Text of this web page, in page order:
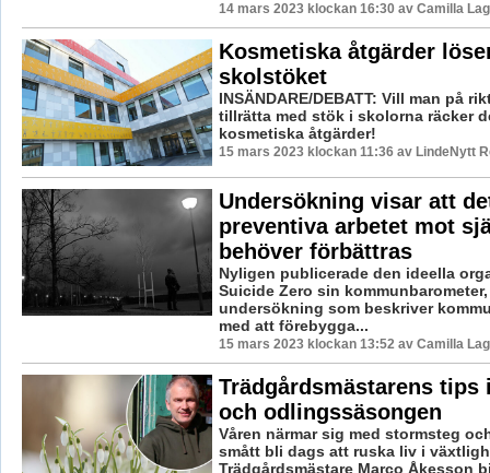
14 mars 2023 klockan 16:30 av Camilla
Kosmetiska åtgärder
skolstöket
INSÄNDARE/DEBATT: Vill man på
tillrätta med stök i skolorna räcker
kosmetiska åtgärder!
15 mars 2023 klockan 11:36 av LindeNytt
Undersökning visar att
preventiva arbetet mot
behöver förbättras
Nyligen publicerade den ideella
Suicide Zero sin
undersökning som beskriver
med att förebygga...
15 mars 2023 klockan 13:52 av Camilla
Trädgårdsmästarens tips
och odlingssäsongen
Våren närmar sig med stormsteg
smått bli dags att ruska liv i
Trädgårdsmästare Marco Åkesson